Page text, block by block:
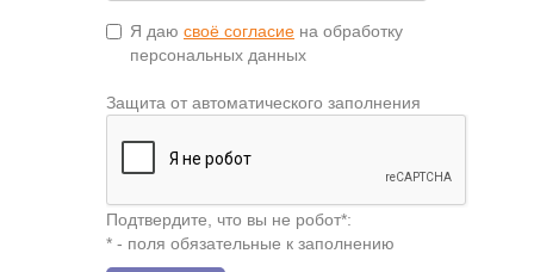
Я даю своё согласие на обработку
персональных данных
Защита от автоматического заполнения
Подтвердите, что вы не робот*:
* - поля обязательные к заполнению